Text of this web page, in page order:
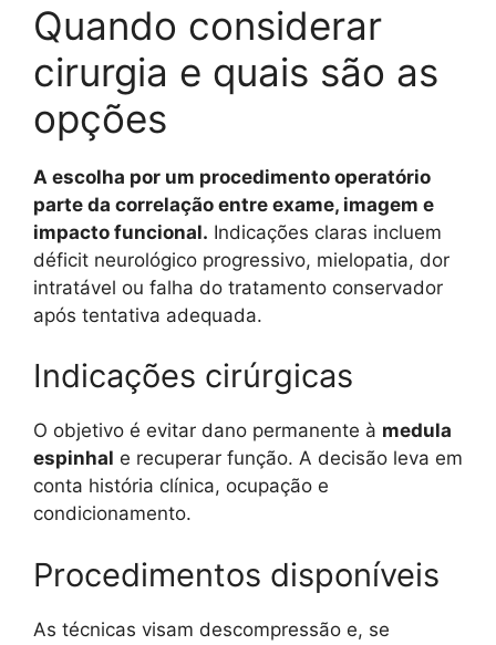
Quando considerar
cirurgia e quais são as
opções
A escolha por um procedimento operatório
parte da correlação entre exame, imagem e
impacto funcional. Indicações claras incluem
déficit neurológico progressivo, mielopatia, dor
intratável ou falha do tratamento conservador
após tentativa adequada.
Indicações cirúrgicas
O objetivo é evitar dano permanente à medula
espinhal e recuperar função. A decisão leva em
conta história clínica, ocupação e
condicionamento.
Procedimentos disponíveis
As técnicas visam descompressão e, se